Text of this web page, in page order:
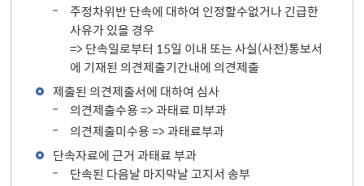
주정차위반 단속에 대하여 인정할수없거나 긴급한
사유가 있을 경우
=> 단속일로부터 15일 이내 또는 사실(사전)통보서
에 기재된 의견제출기간내에 의견제출
제출된 의견제출서에 대하여 심사
의견제출수용 => 과태료 미부과
의견제출미수용 => 과태료부과
단속자료에 근거 과태료 부과
단속된 다음날 마지막날 고지서 송부